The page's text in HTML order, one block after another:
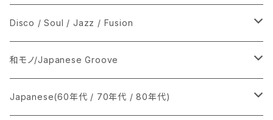
シングル盤
あ行
か行
LP
CD
Disco / Soul / Jazz / Fusion
シングル盤
A
12インチ・シングル
和モノ/Japanese Groove
シングル盤
Japanese(60年代 / 70年代 / 80年代)